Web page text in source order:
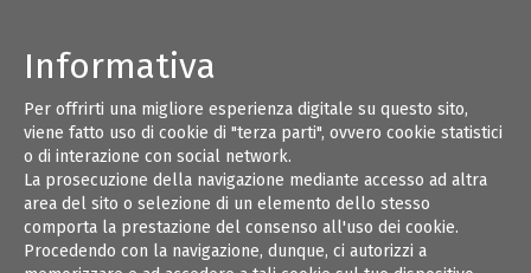
Informativa
Per offrirti una migliore esperienza digitale su questo sito,
viene fatto uso di cookie di "terza parti", ovvero cookie statistici
o di interazione con social network.
La prosecuzione della navigazione mediante accesso ad altra
area del sito o selezione di un elemento dello stesso
comporta la prestazione del consenso all'uso dei cookie.
Procedendo con la navigazione, dunque, ci autorizzi a
Amministrazione Trasparente
Disposizioni Generali
Open data